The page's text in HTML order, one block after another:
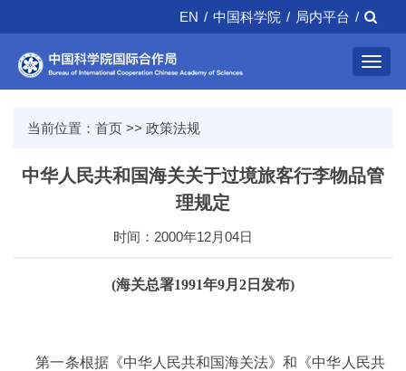
EN / 中国科学院 / 局内平台 /
当前位置： 首页 >> 政策法规
中华人民共和国海关关于过境旅客行李物品管
理规定
时间：2000年12月04日
(海关总署1991年9月2日发布)
第一条根据《中华人民共和国海关法》和《中华人民共